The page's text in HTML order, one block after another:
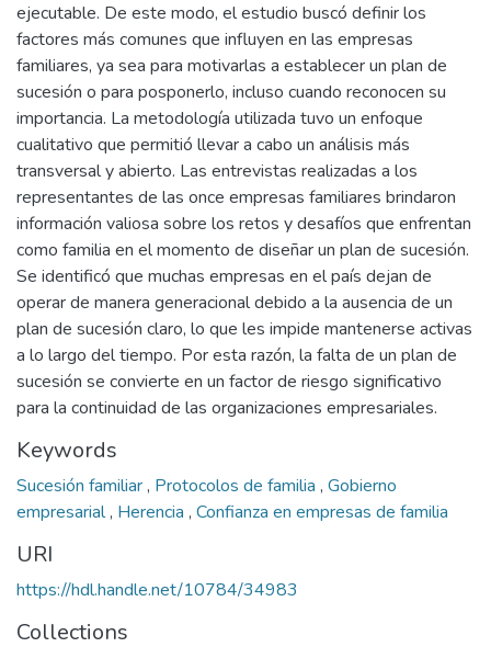
ejecutable. De este modo, el estudio buscó definir los
factores más comunes que influyen en las empresas
familiares, ya sea para motivarlas a establecer un plan de
sucesión o para posponerlo, incluso cuando reconocen su
importancia. La metodología utilizada tuvo un enfoque
cualitativo que permitió llevar a cabo un análisis más
transversal y abierto. Las entrevistas realizadas a los
representantes de las once empresas familiares brindaron
información valiosa sobre los retos y desafíos que enfrentan
como familia en el momento de diseñar un plan de sucesión.
Se identificó que muchas empresas en el país dejan de
operar de manera generacional debido a la ausencia de un
plan de sucesión claro, lo que les impide mantenerse activas
a lo largo del tiempo. Por esta razón, la falta de un plan de
sucesión se convierte en un factor de riesgo significativo
para la continuidad de las organizaciones empresariales.
Keywords
Sucesión familiar, Protocolos de familia , Gobierno
empresarial, Herencia , Confianza en empresas de familia
URI
https://hdl.handle.net/10784/34983
Collections